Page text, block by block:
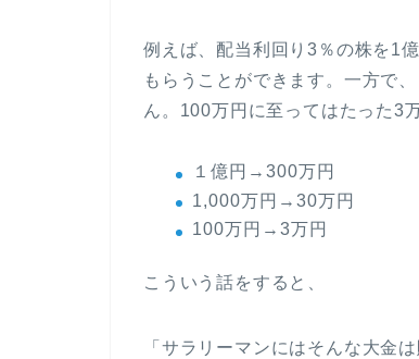
例えば、配当利回り3％の株を1
もらうことができます。一方で
ん。100万円に至ってはたった3
１億円→300万円
1,000万円→30万円
100万円→3万円
こういう話をすると、
「サラリーマンにはそんな大金